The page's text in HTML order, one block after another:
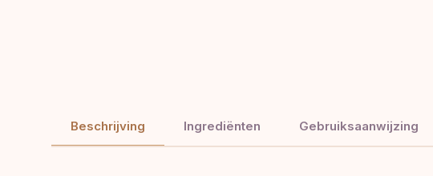
Beschrijving Ingrediënten Gebruiksaanwijzing